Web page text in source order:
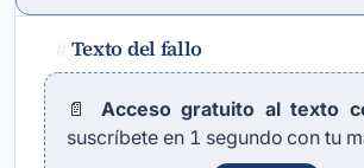
# Texto del fallo
📄 Acceso gratuito al texto
suscríbete en 1 segundo con tu